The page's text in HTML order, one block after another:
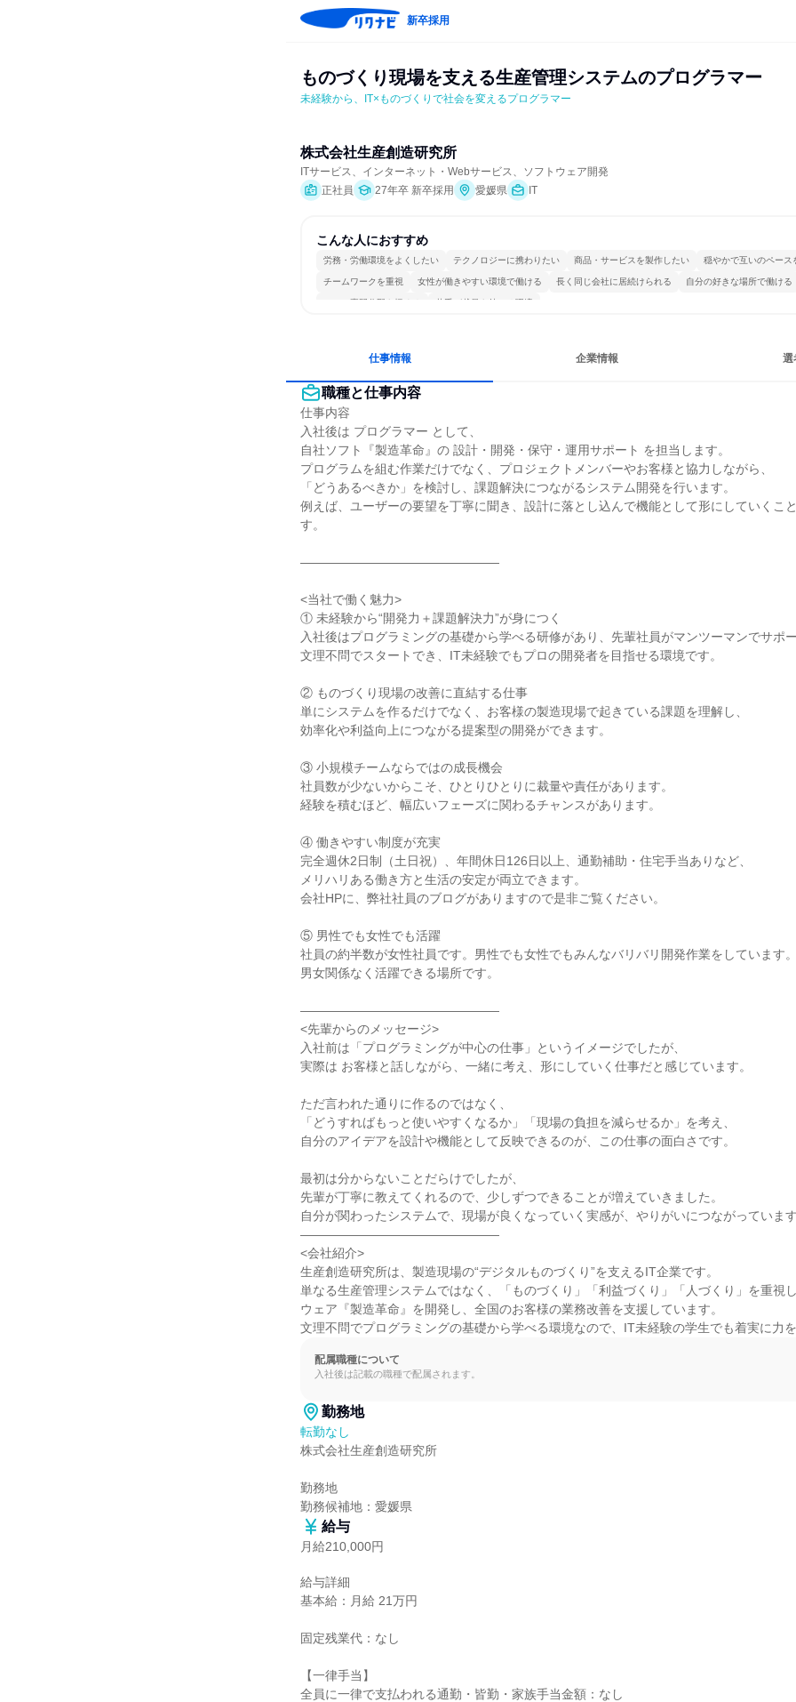
新卒採用
ものづくり現場を支える生産管理システムのプログラマー
未経験から、IT×ものづくりで社会を変えるプログラマー
株式会社生産創造研究所
ITサービス、インターネット・Webサービス、ソフトウェア開発
正社員
27年卒 新卒採用 愛媛県 IT
こんな人におすすめ
労務・労働環境をよくしたい テクノロジーに携わりたい 商品・サービスを製作したい 穏やかで互いのペース
チームワークを重視 女性が働きやすい環境で働ける 長く同じ会社に居続けられる 自分の好きな場所で働ける
一つの専門分野を極める 若手が裁量を持てる環境
仕事情報 企業情報 選
職種と仕事内容
仕事内容
入社後は プログラマー として、
自社ソフト『製造革命』の 設計・開発・保守・運用サポート を担当します。
プログラムを組む作業だけでなく、プロジェクトメンバーやお客様と協力しながら、
「どうあるべきか」を検討し、課題解決につながるシステム開発を行います。
例えば、ユーザーの要望を丁寧に聞き、設計に落とし込んで機能として形にしていくこ
す。
――――――――――――――――
<当社で働く魅力>
① 未経験から“開発力＋課題解決力”が身につく
入社後はプログラミングの基礎から学べる研修があり、先輩社員がマンツーマンでサポー
文理不問でスタートでき、IT未経験でもプロの開発者を目指せる環境です。
② ものづくり現場の改善に直結する仕事
単にシステムを作るだけでなく、お客様の製造現場で起きている課題を理解し、
効率化や利益向上につながる提案型の開発ができます。
③ 小規模チームならではの成長機会
社員数が少ないからこそ、ひとりひとりに裁量や責任があります。
経験を積むほど、幅広いフェーズに関わるチャンスがあります。
④ 働きやすい制度が充実
完全週休2日制（土日祝）、年間休日126日以上、通勤補助・住宅手当ありなど、
メリハリある働き方と生活の安定が両立できます。
会社HPに、弊社社員のブログがありますので是非ご覧ください。
⑤ 男性でも女性でも活躍
社員の約半数が女性社員です。男性でも女性でもみんなバリバリ開発作業をしています。
男女関係なく活躍できる場所です。
――――――――――――――――
<先輩からのメッセージ>
入社前は「プログラミングが中心の仕事」というイメージでしたが、
実際は お客様と話しながら、一緒に考え、形にしていく仕事だと感じています。
ただ言われた通りに作るのではなく、
「どうすればもっと使いやすくなるか」「現場の負担を減らせるか」を考え、
自分のアイデアを設計や機能として反映できるのが、この仕事の面白さです。
最初は分からないことだらけでしたが、
先輩が丁寧に教えてくれるので、少しずつできることが増えていきました。
自分が関わったシステムで、現場が良くなっていく実感が、やりがいにつながっています
――――――――――――――――
<会社紹介>
生産創造研究所は、製造現場の“デジタルものづくり”を支えるIT企業です。
単なる生産管理システムではなく、「ものづくり」「利益づくり」「人づくり」を重視
ウェア『製造革命』を開発し、全国のお客様の業務改善を支援しています。
文理不問でプログラミングの基礎から学べる環境なので、IT未経験の学生でも着実に力を
配属職種について
入社後は記載の職種で配属されます。
勤務地
転勤なし
株式会社生産創造研究所
勤務地
勤務候補地：愛媛県
給与
月給210,000円
給与詳細
基本給：月給 21万円
固定残業代：なし
【一律手当】
全員に一律で支払われる通勤・皆勤・家族手当金額：なし